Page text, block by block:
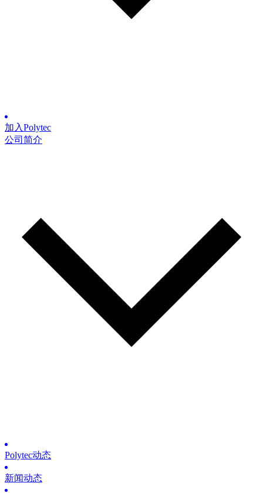
加入Polytec
公司简介
Polytec动态
新闻动态